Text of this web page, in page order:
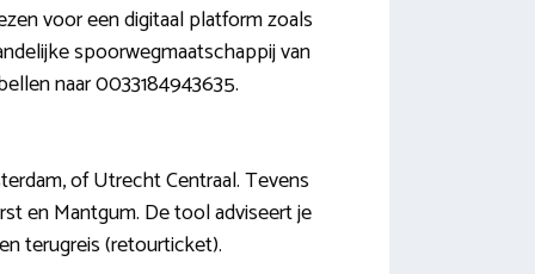
voor een digitaal platform zoals
spoorwegmaatschappij van
naar 0033184943635.
of Utrecht Centraal. Tevens
en Mantgum. De tool adviseert je
terugreis (retourticket).